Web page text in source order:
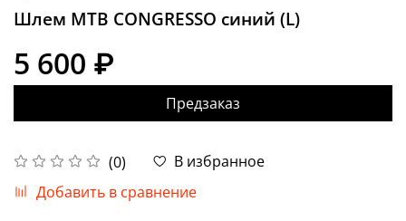
Шлем MTB CONGRESSO синий (L)
(0)
В избранное
Добавить в сравнение
5 600 ₽
Предзаказ